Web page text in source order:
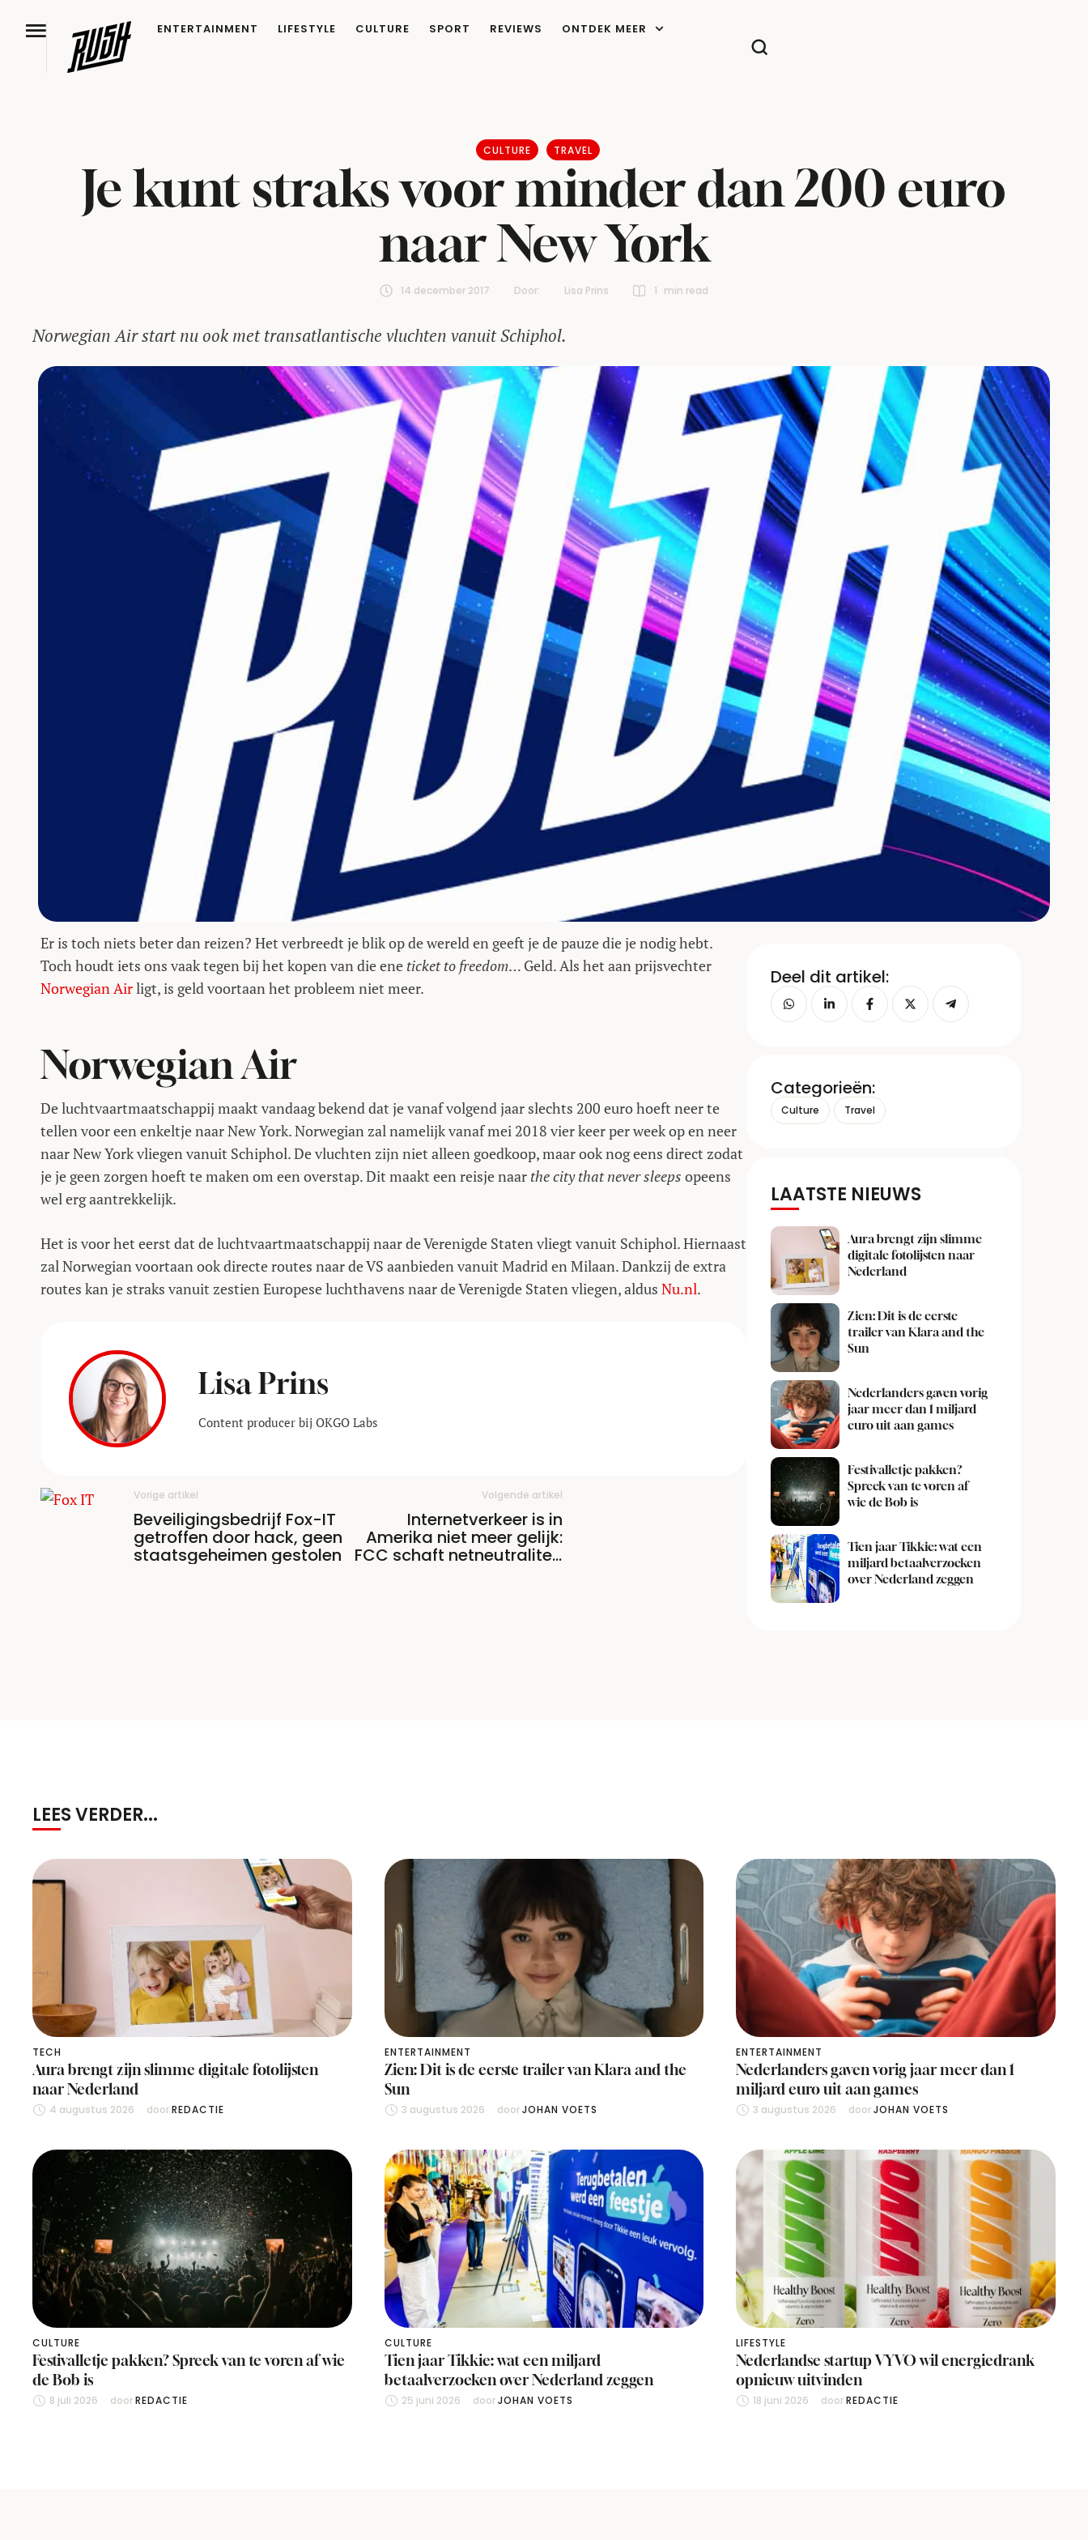
ENTERTAINMENT LIFESTYLE CULTURE SPORT REVIEWS ONTDEK MEER
CULTURE TRAVEL
Je kunt straks voor minder dan 200 euro
naar New York
14 december 2017 Door: Lisa Prins 1 min read
Norwegian Air start nu ook met transatlantische vluchten vanuit Schiphol.
Er is toch niets beter dan reizen? Het verbreedt je blik op de wereld en geeft je de pauze die je nodig hebt.
Toch houdt iets ons vaak tegen bij het kopen van die ene ticket to freedom… Geld. Als het aan prijsvechter
Norwegian Airligt, is geld voortaan het probleem niet meer.
Norwegian Air
De luchtvaartmaatschappij maakt vandaag bekend dat je vanaf volgend jaar slechts 200 euro hoeft neer te
tellen voor een enkeltje naar New York. Norwegian zal namelijk vanaf mei 2018 vier keer per week op en neer
naar New York vliegen vanuit Schiphol. De vluchten zijn niet alleen goedkoop, maar ook nog eens direct zodat
je je geen zorgen hoeft te maken om een overstap. Dit maakt een reisje naar the city that never sleeps opeens
wel erg aantrekkelijk.
Het is voor het eerst dat de luchtvaartmaatschappij naar de Verenigde Staten vliegt vanuit Schiphol. Hiernaast
zal Norwegian voortaan ook directe routes naar de VS aanbieden vanuit Madrid en Milaan. Dankzij de extra
routes kan je straks vanuit zestien Europese luchthavens naar de Verenigde Staten vliegen, aldus Nu.nl.
Lisa Prins
Content producer bij OKGO Labs
Vorige artikel
Beveiligingsbedrijf Fox-IT
getroffen door hack, geen
staatsgeheimen gestolen
Volgende artikel
Internetverkeer is in
Amerika niet meer gelijk:
FCC schaft netneutraliteit
Deel dit artikel:
Categorieën:
Culture Travel
LAATSTE NIEUWS
Aura brengt zijn slimme
digitale fotolijsten naar
Nederland
Zien: Dit is de eerste
trailer van Klara and the
Sun
Nederlanders gaven vorig
jaar meer dan 1 miljard
euro uit aan games
Festivalletje pakken?
Spreek van te voren af
wie de Bob is
Tien jaar Tikkie: wat een
miljard betaalverzoeken
over Nederland zeggen
LEES VERDER...
TECH
Aura brengt zijn slimme digitale fotolijsten
naar Nederland
4 augustus 2026 door REDACTIE
ENTERTAINMENT
Zien: Dit is de eerste trailer van Klara and the
Sun
3 augustus 2026 door JOHAN VOETS
ENTERTAINMENT
Nederlanders gaven vorig jaar meer dan 1
miljard euro uit aan games
3 augustus 2026 door JOHAN VOETS
CULTURE
Festivalletje pakken? Spreek van te voren af wie
de Bob is
8 juli 2026 door REDACTIE
CULTURE
Tien jaar Tikkie: wat een miljard
betaalverzoeken over Nederland zeggen
25 juni 2026 door JOHAN VOETS
LIFESTYLE
Nederlandse startup VYVO wil energiedrank
opnieuw uitvinden
18 juni 2026 door REDACTIE